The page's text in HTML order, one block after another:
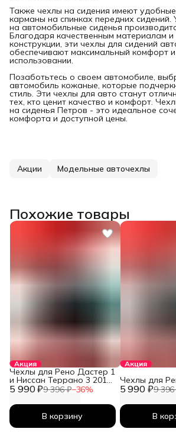
Также чехлы на сидения имеют
карманы на спинках передних сидений.
на автомобильные сиденья
Благодаря качественным материалам
конструкции, эти чехлы для сидений
обеспечивают максимальный комфорт
использовании.
Позаботьтесь о своем автомобиле,
автомобиль кожаные, которые
стиль. Эти чехлы для авто станут
тех, кто ценит качество и комфорт.
на сиденья Петров - это идеальное
комфорта и доступной цены.
Акции Модельные авточехлы
Похожие товары
Акция
5 990 ₽9 396 ₽−36%
Чехлы для Рено Дастер 1
и Ниссан Террано 3 2010-
2026
В корзину
Акция
5 990 ₽9
Чехлы для
В